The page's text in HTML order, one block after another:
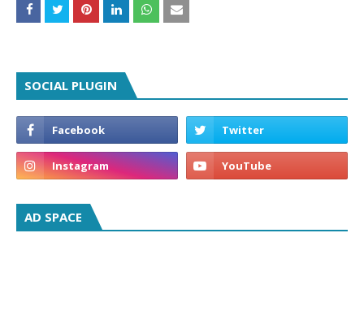
SOCIAL PLUGIN
AD SPACE